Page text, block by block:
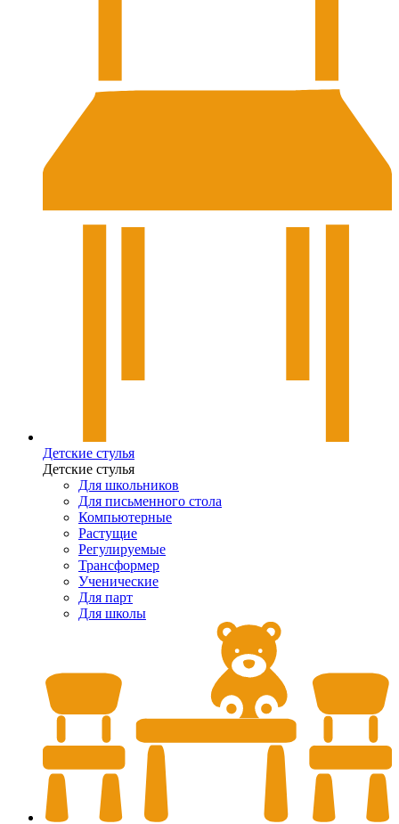
Детские стулья
Детские стулья
Для школьников
Для письменного стола
Компьютерные
Растущие
Регулируемые
Трансформер
Ученические
Для парт
Для школы